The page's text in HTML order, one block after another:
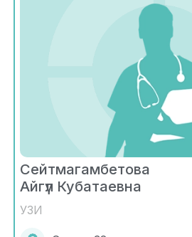
Сейтмагамбетова
Айгүл Кубатаевна
УЗИ